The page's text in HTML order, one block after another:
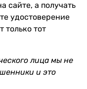
сайте, а получать
удостоверение
только тот
лица мы не
и это